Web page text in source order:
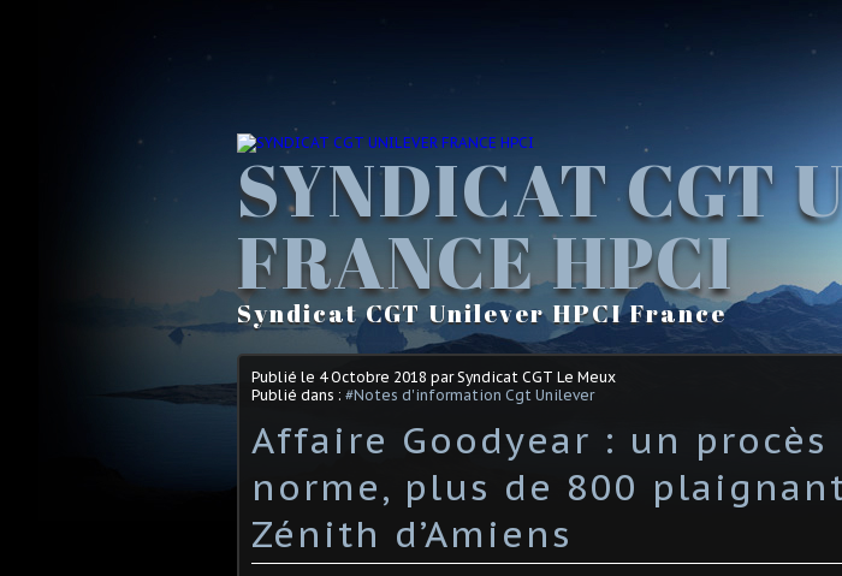
SYNDICAT CGT
FRANCE HPCI
Syndicat CGT Unilever HPCI France
Publié le 4 Octobre 2018 par Syndicat CGT Le Meux
Publié dans : #Notes d'information Cgt Unilever
Affaire Goodyear : un procès
norme, plus de 800
Zénith d’Amiens